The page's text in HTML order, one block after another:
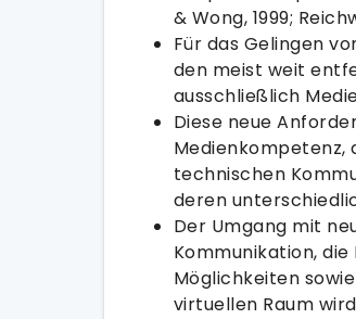
& Wong, 1999;
Für das Gelingen
den meist weit
ausschließlich
Diese neue
Medienkompetenz,
technischen
deren
Der Umgang mit
Kommunikation,
Möglichkeiten
virtuellen Raum